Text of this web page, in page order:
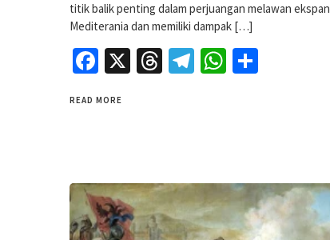
titik balik penting dalam perjuangan melawan
Mediterania dan memiliki dampak […]
Facebook
X Threads
Telegram
WhatsApp
READ MORE